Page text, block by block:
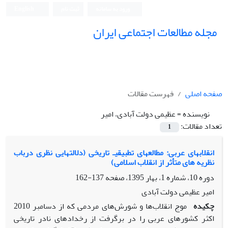
مجله مطالعات اجتماعی ایران
صفحه اصلی
فهرست مقالات
نویسنده =عظیمی دولت آبادی، امیر
تعداد مقالات:
1
انقلابهای عربی: مطالعهای تطبیقیـ تاریخی (دلالتهایی نظری درباب
نظریه های متأثر از انقلاب اسلامی)
دوره 10، شماره 1، بهار 1395، صفحه
137-162
امیر عظیمی دولت آبادی
چکیده موج انقلاب‌ها و شورش
های مردمی که از دسامبر 2010
اکثر کشورهای عربی را در برگرفت از رخدادهای نادر تاریخی